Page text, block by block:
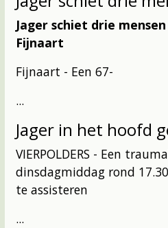
Jager schiet drie
Fijnaart
Fijnaart - Een 67-
...
Jager in het hoofd
VIERPOLDERS - Een
dinsdagmiddag rond
te assisteren
...